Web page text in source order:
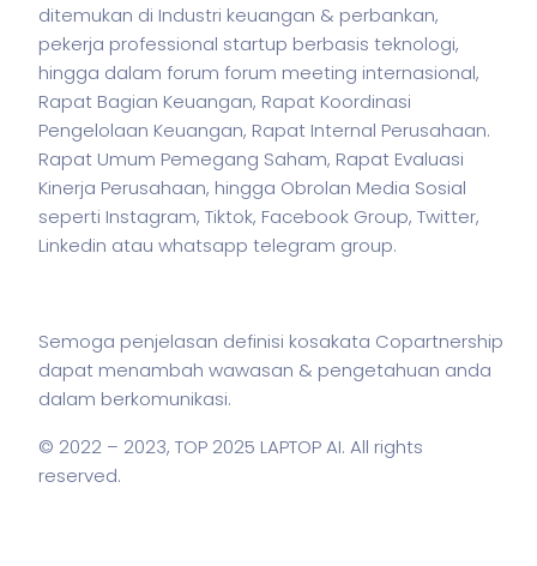
ditemukan di Industri keuangan & perbankan,
pekerja professional startup berbasis teknologi,
hingga dalam forum forum meeting internasional,
Rapat Bagian Keuangan, Rapat Koordinasi
Pengelolaan Keuangan, Rapat Internal Perusahaan.
Rapat Umum Pemegang Saham, Rapat Evaluasi
Kinerja Perusahaan, hingga Obrolan Media Sosial
seperti Instagram, Tiktok, Facebook Group, Twitter,
Linkedin atau whatsapp telegram group.
Semoga penjelasan definisi kosakata Copartnership
dapat menambah wawasan & pengetahuan anda
dalam berkomunikasi.
© 2022 – 2023, TOP 2025 LAPTOP AI. All rights
reserved.